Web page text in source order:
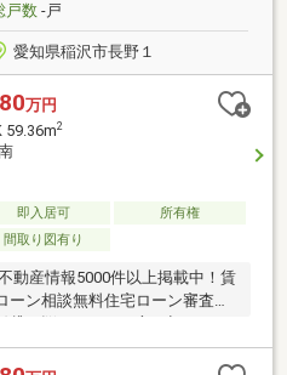
戸数-戸
愛知県稲沢市長野１
万円
59.36m2
即入居可
所有権
間取り図有り
動産情報5000件以上掲載中！賃
ーン相談無料住宅ローン審査が
にお任せください当店であれ
くてもお家の購入が可能引っ越